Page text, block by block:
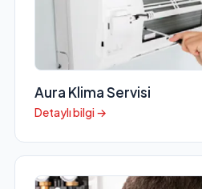
Aura Klima Servisi
Detaylı bilgi →